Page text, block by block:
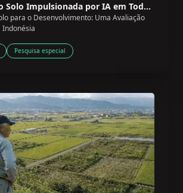
Solo Impulsionada por IA em Toda
para o Desenvolvimento: Uma Avaliação
Indonésia
Pesquisa especial